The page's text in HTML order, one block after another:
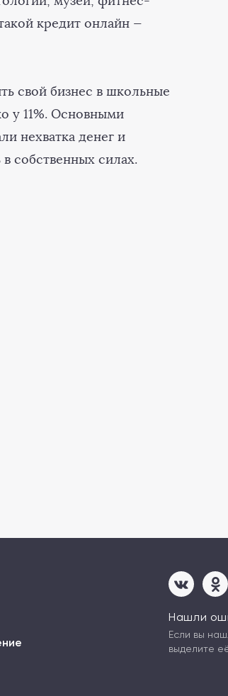
кредит онлайн —
свой бизнес в школьные
у 11%. Основными
нехватка денег и
собственных силах.
Нашли
Если вы
выделите